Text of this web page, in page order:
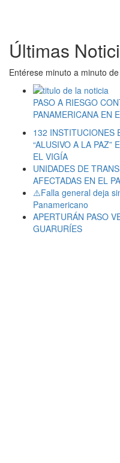
Últimas
Entérese minuto a minuto
PASO A RIESGO
PANAMERICANA EN
132 INSTITUCIONES
“ALUSIVO A LA PAZ”
EL VIGÍA
UNIDADES DE
AFECTADAS EN EL
⚠️Falla general deja
Panamericano
APERTURÁN PASO
GUARURÍES